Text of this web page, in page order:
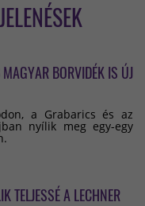
BORVIDÉK IS ÚJ
a Grabarics és az
nyílik meg egy-egy
TELJESSÉ A LECHNER